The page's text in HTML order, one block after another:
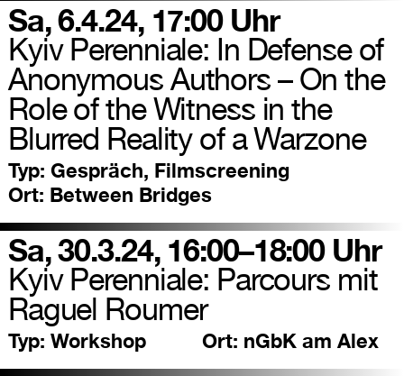
Sa, 6.4.24, 17:00 Uhr
Kyiv Perenniale: In Defense of
Anonymous Authors – On the
Role of the Witness in the
Blurred Reality of a Warzone
Typ: Gespräch, Filmscreening
Ort: Between Bridges
Sa, 30.3.24, 16:00–18:00 Uhr
Kyiv Perenniale: Parcours mit
Raguel Roumer
Typ: Workshop Ort: nGbK am Alex